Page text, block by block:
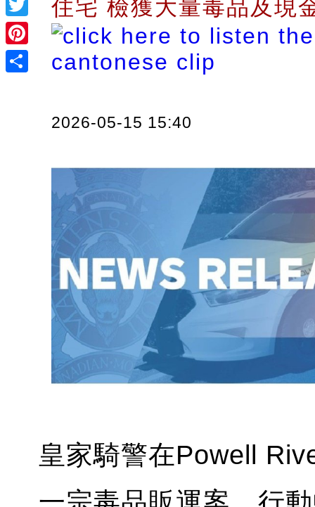
Twitter
Pinterest
住宅 檢獲大量毒品及現
2026-05-15 15:40
皇家騎警在Powell